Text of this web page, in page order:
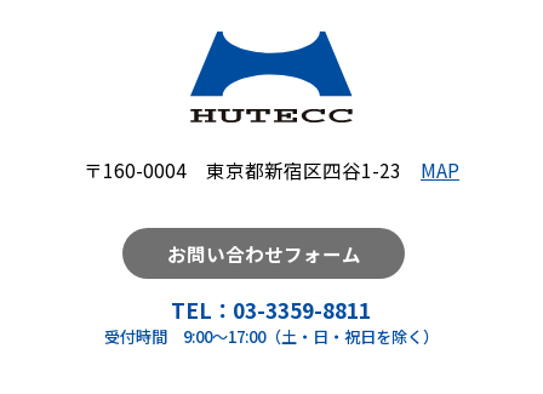
〒160-0004 東京都新宿区四谷1-23 MAP
お問い合わせフォーム
TEL： 03-3359-8811
受付時間 9:00～17:00（土・日・祝日を除く）